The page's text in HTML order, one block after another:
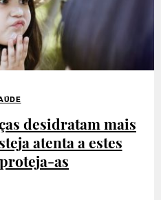
desidratam mais
atenta a estes
as